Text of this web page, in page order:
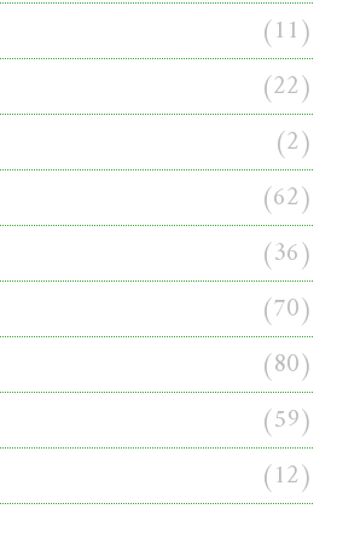
(11)
(22)
(2)
(62)
(36)
(70)
(80)
(59)
(12)